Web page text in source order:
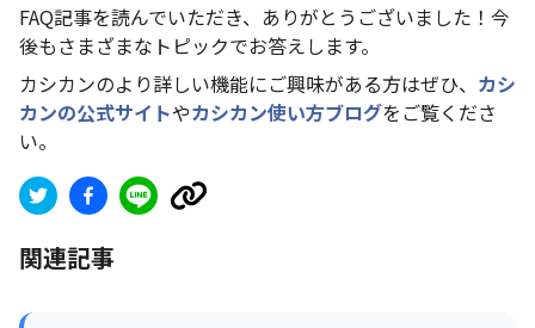
FAQ記事を読んでいただき、ありがとうございました！今
後もさまざまなトピックでお答えします。
カシカンのより詳しい機能にご興味がある方はぜひ、 カシ
カンの公式サイトやカシカン使い方ブログをご覧くださ
い。
関連記事